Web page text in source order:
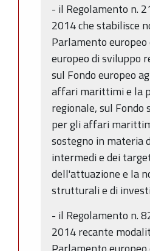
- il Regolamento n.
2014 che stabilisce
Parlamento europeo
europeo di sviluppo
sul Fondo europeo
affari marittimi e la
regionale, sul Fondo
per gli affari
sostegno in materia
intermedi e dei
dell'attuazione e la
strutturali e di
- il Regolamento n.
2014 recante